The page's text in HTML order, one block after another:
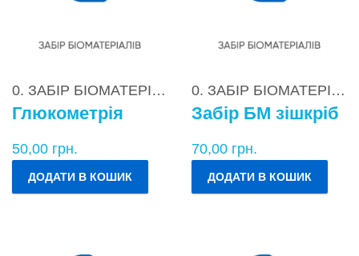
0. ЗАБІР БІОМАТЕРІАЛІВ
Глюкометрія
50,00 грн.
ДОДАТИ В КОШИК
0. ЗАБІР БІОМАТЕРІАЛІВ
Забір БМ зішкріб
70,00 грн.
ДОДАТИ В КОШИК